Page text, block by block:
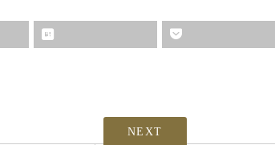
NEXT